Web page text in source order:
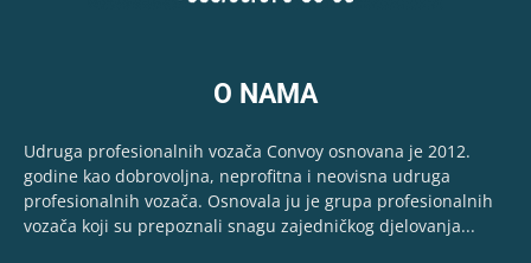
O NAMA
Udruga profesionalnih vozača Convoy osnovana je 2012.
godine kao dobrovoljna, neprofitna i neovisna udruga
profesionalnih vozača. Osnovala ju je grupa profesionalnih
vozača koji su prepoznali snagu zajedničkog djelovanja...